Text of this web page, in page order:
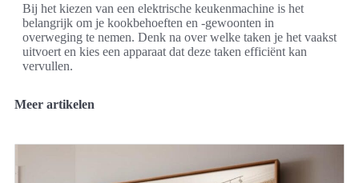
Bij het kiezen van een elektrische keukenmachine is het
belangrijk om je kookbehoeften en -gewoonten in
overweging te nemen. Denk na over welke taken je het vaakst
uitvoert en kies een apparaat dat deze taken efficiënt kan
vervullen.
Meer artikelen